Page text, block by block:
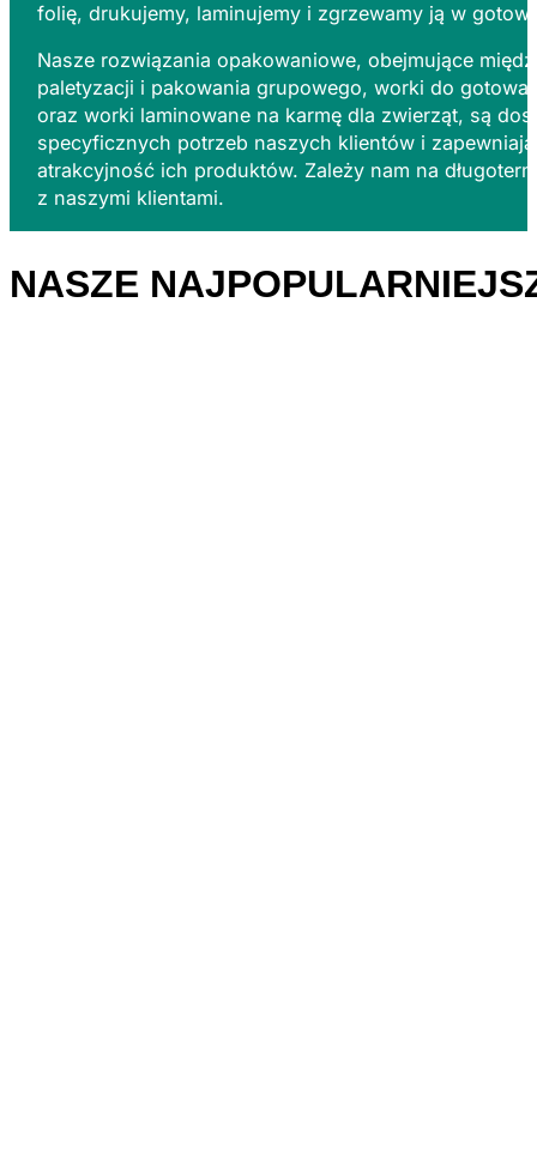
folię, drukujemy, laminujemy i zgrzewamy ją w
Nasze rozwiązania opakowaniowe, obejmujące
paletyzacji i pakowania grupowego, worki do
oraz worki laminowane na karmę dla zwierząt, są
specyficznych potrzeb naszych klientów i
atrakcyjność ich produktów. Zależy nam na
z naszymi klientami.
NASZE